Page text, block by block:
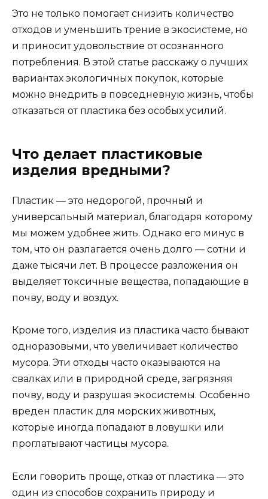
Это не только помогает снизить количество
отходов и уменьшить трение в экосистеме, но
и приносит удовольствие от осознанного
потребления. В этой статье расскажу о лучших
вариантах экологичных покупок, которые
можно внедрить в повседневную жизнь, чтобы
отказаться от пластика без особых усилий.
Что делает пластиковые
изделия вредными?
Пластик — это недорогой, прочный и
универсальный материал, благодаря которому
мы можем удобнее жить. Однако его минус в
том, что он разлагается очень долго — сотни и
даже тысячи лет. В процессе разложения он
выделяет токсичные вещества, попадающие в
почву, воду и воздух.
Кроме того, изделия из пластика часто бывают
одноразовыми, что увеличивает количество
мусора. Эти отходы часто оказываются на
свалках или в природной среде, загрязняя
почву, воду и разрушая экосистемы. Особенно
вреден пластик для морских животных,
которые иногда попадают в ловушки или
проглатывают частицы мусора.
Если говорить проще, отказ от пластика — это
один из способов сохранить природу и